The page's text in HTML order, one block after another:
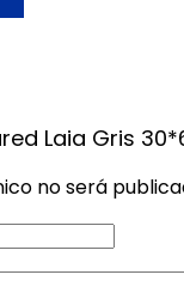
Laia Gris
no será